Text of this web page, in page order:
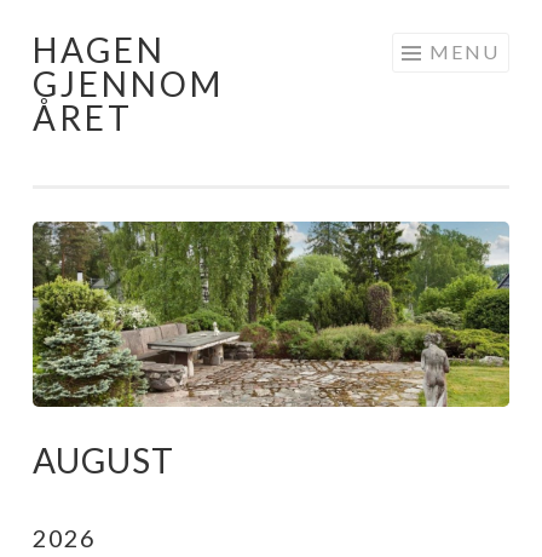
Skip
to
content
HAGEN
GJENNOM
ÅRET
MENU
AUGUST
2026